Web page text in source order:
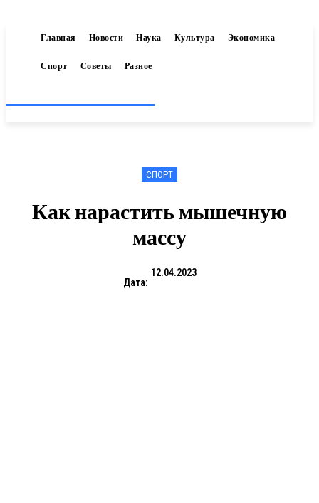
Главная Новости Наука Культура Экономика
Спорт Советы Разное
СПОРТ
Как нарастить мышечную
массу
Дата:
12.04.2023